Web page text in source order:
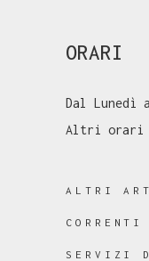
ORARI
Dal Lunedì
Altri orari
ALTRI
SERVIZI